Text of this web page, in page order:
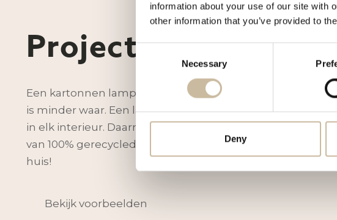
information about your use of our site with
other information that you’ve provided to
Necessary
Deny
Project op maat
Een kartonnen lamp, dat klinkt misschien een beetje gek,
is minder waar. Een lamp van karton is vernieuwend,
in elk interieur. Daarnaast is de kartonnen lamp van
van 100% gerecycled materiaal. Een echte eyecatcher
huis!
Bekijk voorbeelden